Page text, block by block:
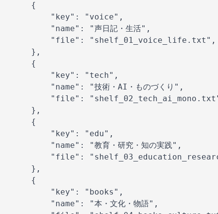
    {
        "key": "voice",
        "name": "声日記・生活",
        "file": "shelf_01_voice_life.txt",
    },
    {
        "key": "tech",
        "name": "技術・AI・ものづくり",
"file":
    },
    {
        "key": "edu",
        "name": "教育・研究・知の実践",
"file":
    },
    {
        "key": "books",
        "name": "本・文化・物語",